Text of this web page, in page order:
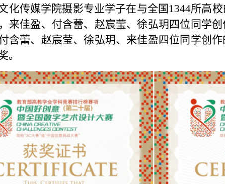
化传媒学院摄影专业学子在与全国1344所高
来佳盈、付含蕾、赵宸莹、徐弘玥四位同学
含蕾、赵宸莹、徐弘玥、来佳盈四位同学创
。